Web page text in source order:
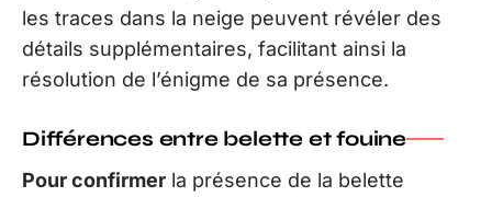
les traces dans la neige peuvent révéler des
détails supplémentaires, facilitant ainsi la
résolution de l’énigme de sa présence.
Différences entre belette et fouine
Pour confirmer la présence de la belette